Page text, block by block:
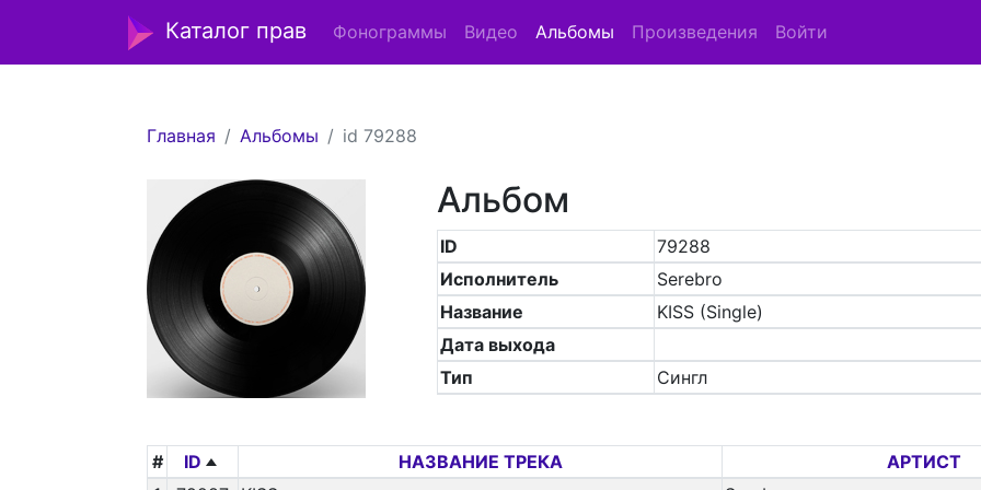
Каталог прав Фонограммы Видео Альбомы Произведения Войти
Главная Альбомы id 79288
Альбом
ID
79288
Исполнитель
Serebro
Название
KISS (Single)
Дата выхода
Тип
Сингл
# ID НАЗВАНИЕ ТРЕКА
АРТИСТ